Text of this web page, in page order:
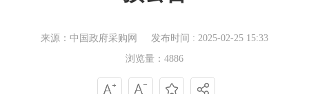
来源：中国政府采购网
发布时间 : 2025-02-25 15:33
浏览量：4886